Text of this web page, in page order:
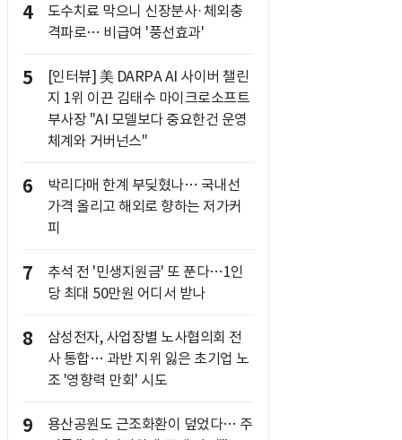
4
도수치료 막으니 신장분사·체외충
격파로… 비급여 '풍선효과'
5
[인터뷰] 美 DARPA AI 사이버 챌린
지 1위 이끈 김태수 마이크로소프트
부사장 "AI 모델보다 중요한건 운영
체계와 거버넌스"
6
박리다매 한계 부딪혔나… 국내선
가격 올리고 해외로 향하는 저가커
피
7
추석 전 '민생지원금' 또 푼다…1인
당 최대 50만원 어디서 받나
8
삼성전자, 사업장별 노사협의회 전
사 통합… 과반 지위 잃은 초기업 노
조 '영향력 만회' 시도
9
용산공원도 근조화환이 덮었다… 주